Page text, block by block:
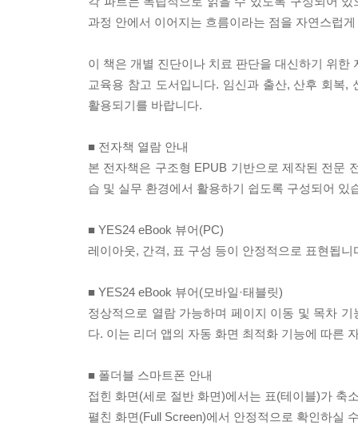
과정 안에서 이어지는 흐름이라는 점을 자연스럽
이 책은 개별 진단이나 치료 판단을 대신하기 위
교육용 참고 도서입니다. 임신과 출산, 산후 회복
활용되기를 바랍니다.
■ 전자책 열람 안내
본 전자책은 구조형 EPUB 기반으로 제작된 전문
습 및 실무 환경에서 활용하기 쉽도록 구성되어 있
■ YES24 eBook 뷰어(PC)
레이아웃, 간격, 표 구성 등이 안정적으로 표현됩니
■ YES24 eBook 뷰어(모바일·태블릿)
정상적으로 열람 가능하며 페이지 이동 및 목차
다. 이는 리더 앱의 자동 화면 최적화 기능에 따른
■ 폴더블 스마트폰 안내
접힌 화면(세로 절반 화면)에서는 표(테이블)가 축
펼친 화면(Full Screen)에서 안정적으로 확인하실